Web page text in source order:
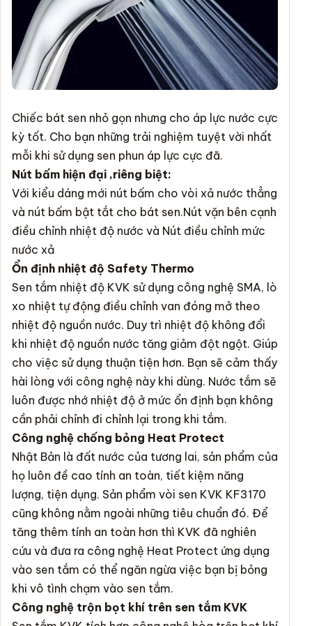
Chiếc bát sen nhỏ gọn nhưng cho áp lực nước cực
kỳ tốt. Cho bạn những trải nghiệm tuyệt vời nhất
mỗi khi sử dụng sen phun áp lực cực đã.
Nút bấm hiện đại ,riêng biệt:
Với kiểu dáng mới nút bấm cho vòi xả nước thẳng
và nút bấm bật tắt cho bát sen.Nút vặn bên cạnh
điều chỉnh nhiệt độ nước và Nút điều chỉnh mức
nước xả
Ổn định nhiệt độ Safety Thermo
Sen tắm nhiệt độ KVK sử dụng công nghệ SMA, lò
xo nhiệt tự động điều chỉnh van đóng mở theo
nhiệt độ nguồn nước. Duy trì nhiệt độ không đổi
khi nhiệt độ nguồn nước tăng giảm đột ngột. Giúp
cho việc sử dụng thuận tiện hơn. Bạn sẽ cảm thấy
hài lòng với công nghệ này khi dùng. Nước tắm sẽ
luôn được nhớ nhiệt độ ở mức ổn định bạn không
cần phải chỉnh đi chỉnh lại trong khi tắm.
Công nghệ chống bỏng Heat Protect
Nhật Bản là đất nước của tương lai, sản phẩm của
họ luôn đề cao tính an toàn, tiết kiệm năng
lượng, tiện dụng. Sản phẩm vòi sen KVK KF3170
cũng không nằm ngoài những tiêu chuẩn đó. Để
tăng thêm tính an toàn hơn thì KVK đã nghiên
cứu và đưa ra công nghệ Heat Protect ứng dụng
vào sen tắm có thể ngăn ngừa việc bạn bị bỏng
khi vô tình chạm vào sen tắm.
Công nghệ trộn bọt khí trên sen tắm KVK